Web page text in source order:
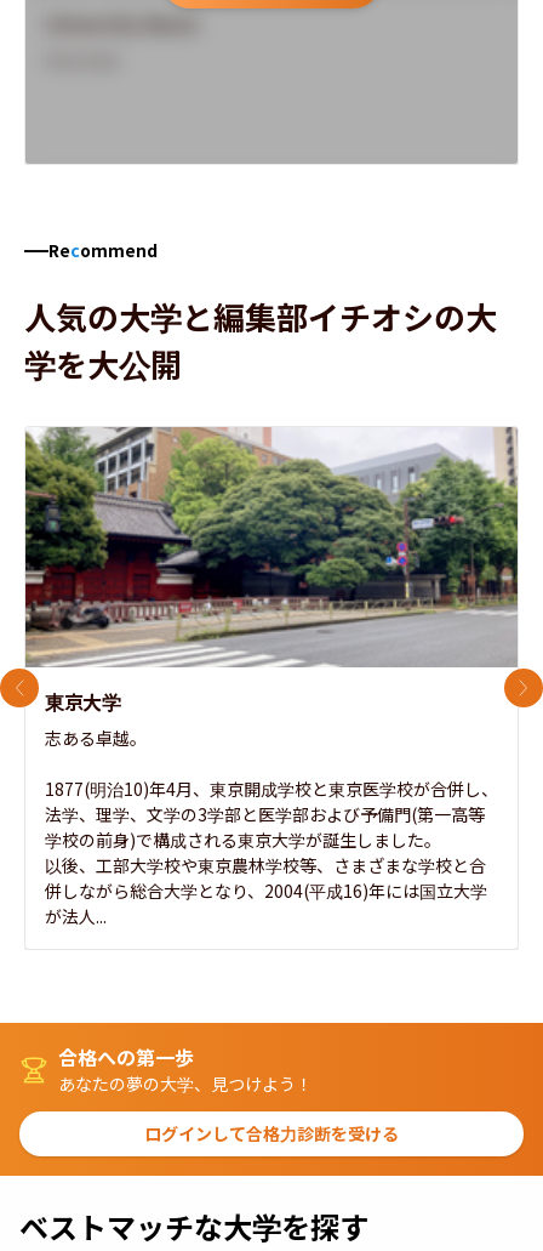
Recommend
人気の大学と編集部イチオシの大
学を大公開
東京大学
志ある卓越。
1877(明治10)年4月、東京開成学校と東京医学校が合併し、
法学、理学、文学の3学部と医学部および予備門(第一高等
学校の前身)で構成される東京大学が誕生しました。
以後、工部大学校や東京農林学校等、さまざまな学校と合
併しながら総合大学となり、2004(平成16)年には国立大学
が法人...
前のスライド 次
合格への第一歩
あなたの夢の大学、見つけよう！
ログインして合格力診断を受ける
ベストマッチな大学を探す